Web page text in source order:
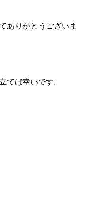
ありがとうございま
てば幸いです。